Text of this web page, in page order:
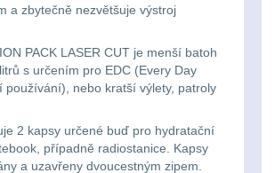
- čelovky3
a zbytečně nezvětšuje výstroj
PACK LASER CUT je menší batoh
s určením pro EDC (Every Day
používání), nebo kratší výlety, patroly
2 kapsy určené buď pro hydratační
případně radiostanice. Kapsy
a uzavřeny dvoucestným zipem.